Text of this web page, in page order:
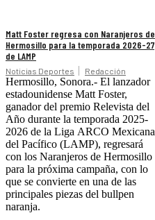
Matt Foster regresa con Naranjeros de
Hermosillo para la temporada 2026-27
de LAMP
Noticias Deportes Redacción
Hermosillo, Sonora.- El lanzador
estadounidense Matt Foster,
ganador del premio Relevista del
Año durante la temporada 2025-
2026 de la Liga ARCO Mexicana
del Pacífico (LAMP), regresará
con los Naranjeros de Hermosillo
para la próxima campaña, con lo
que se convierte en una de las
principales piezas del bullpen
naranja.